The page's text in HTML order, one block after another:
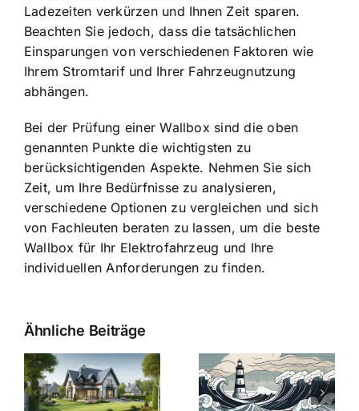
Ladezeiten verkürzen und Ihnen Zeit sparen.
Beachten Sie jedoch, dass die tatsächlichen
Einsparungen von verschiedenen Faktoren wie
Ihrem Stromtarif und Ihrer Fahrzeugnutzung
abhängen.
Bei der Prüfung einer Wallbox sind die oben
genannten Punkte die wichtigsten zu
berücksichtigenden Aspekte. Nehmen Sie sich
Zeit, um Ihre Bedürfnisse zu analysieren,
verschiedene Optionen zu vergleichen und sich
von Fachleuten beraten zu lassen, um die beste
Wallbox für Ihr Elektrofahrzeug und Ihre
individuellen Anforderungen zu finden.
Ähnliche Beiträge
Bauzinsen im
Sturm: Die
aktuelle
Die Evolution
der
Bauzinsen: Ein